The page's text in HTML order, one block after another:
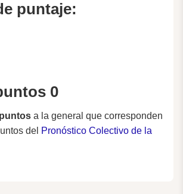
puntaje:
0
a la general que corresponden
del Pronóstico Colectivo de la